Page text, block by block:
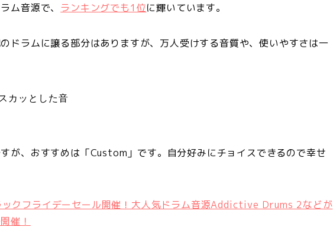
ム音源で、 ランキングでも1位に輝いています。
ドラムに譲る部分はありますが、万人受けする音質や、使いやすさは一
カッとした音
が、おすすめは「Custom」です。自分好みにチョイスできるので幸せ
クフライデーセール開催！大人気ドラム音源Addictive Drums 2などが
催！